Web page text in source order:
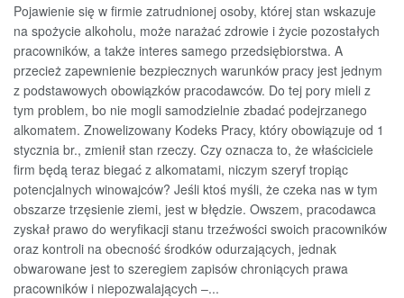
Pojawienie się w firmie zatrudnionej osoby, której stan wskazuje
na spożycie alkoholu, może narażać zdrowie i życie pozostałych
pracowników, a także interes samego przedsiębiorstwa. A
przecież zapewnienie bezpiecznych warunków pracy jest jednym
z podstawowych obowiązków pracodawców. Do tej pory mieli z
tym problem, bo nie mogli samodzielnie zbadać podejrzanego
alkomatem. Znowelizowany Kodeks Pracy, który obowiązuje od 1
stycznia br., zmienił stan rzeczy. Czy oznacza to, że właściciele
firm będą teraz biegać z alkomatami, niczym szeryf tropiąc
potencjalnych winowajców? Jeśli ktoś myśli, że czeka nas w tym
obszarze trzęsienie ziemi, jest w błędzie. Owszem, pracodawca
zyskał prawo do weryfikacji stanu trzeźwości swoich pracowników
oraz kontroli na obecność środków odurzających, jednak
obwarowane jest to szeregiem zapisów chroniących prawa
pracowników i niepozwalających –...